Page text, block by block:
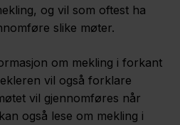
og vil som oftest ha
slike møter.
om mekling i forkant
vil også forklare
vil gjennomføres når
også lese om mekling i